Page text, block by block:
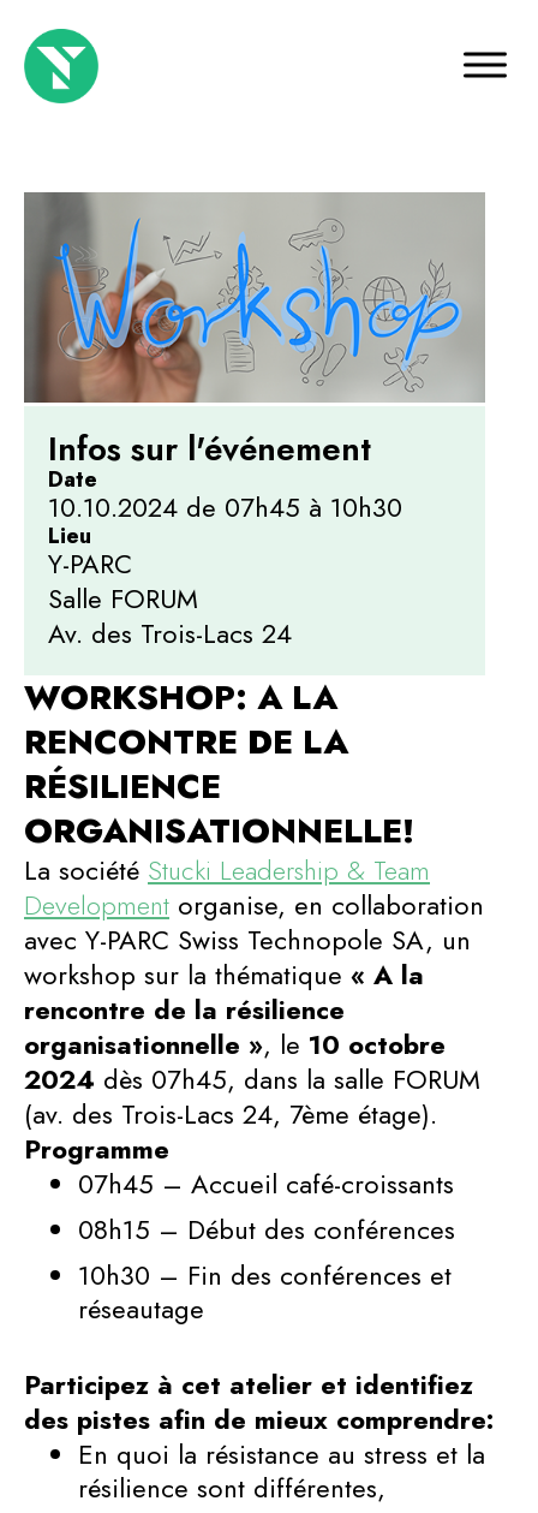
Infos sur l'événement
Date
10.10.2024 de 07h45 à 10h30
Lieu
Y-PARC
Salle FORUM
Av. des Trois-Lacs 24
WORKSHOP: A LA
RENCONTRE DE LA
RÉSILIENCE
ORGANISATIONNELLE!
La société Stucki Leadership & Team
Development organise, en collaboration
avec Y-PARC Swiss Technopole SA, un
workshop sur la thématique « A la
rencontre de la résilience
organisationnelle », le 10 octobre
2024 dès 07h45, dans la salle FORUM
(av. des Trois-Lacs 24, 7ème étage).
Programme
07h45 – Accueil café-croissants
08h15 – Début des conférences
10h30 – Fin des conférences et
réseautage
Participez à cet atelier et identifiez
des pistes afin de mieux comprendre:
En quoi la résistance au stress et la
résilience sont différentes,